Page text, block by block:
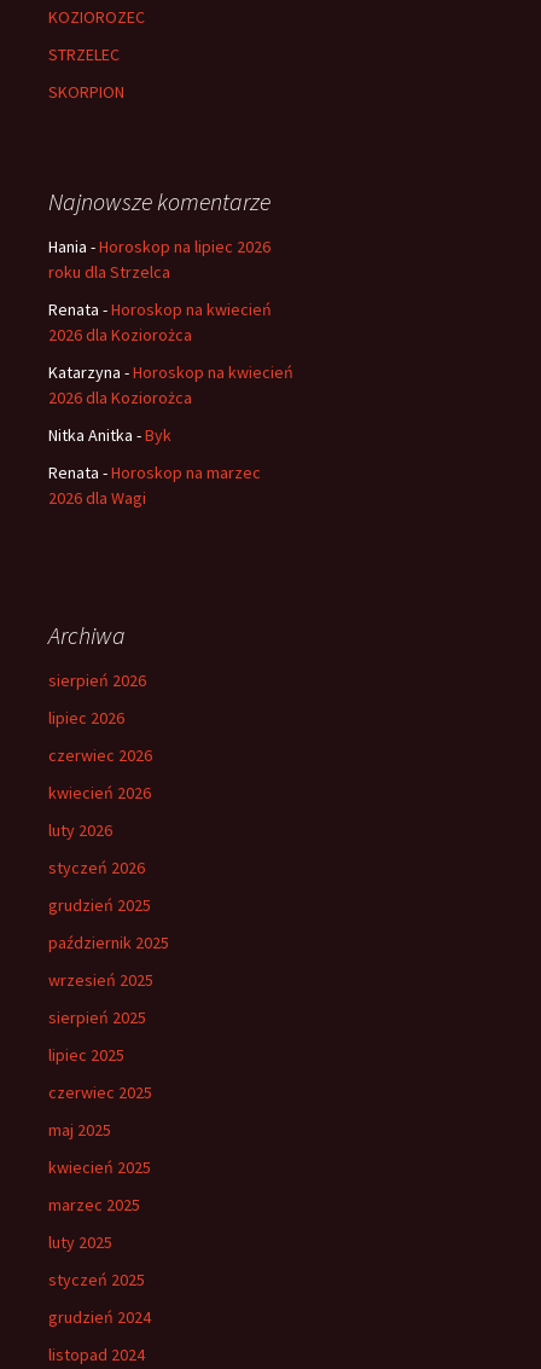
KOZIOROZEC
STRZELEC
SKORPION
Najnowsze komentarze
Hania -Horoskop na lipiec 2026
roku dla Strzelca
Renata -Horoskop na kwiecień
2026 dla Koziorożca
Katarzyna -Horoskop na kwiecień
2026 dla Koziorożca
Nitka Anitka -Byk
Renata -Horoskop na marzec
2026 dla Wagi
Archiwa
sierpień 2026
lipiec 2026
czerwiec 2026
kwiecień 2026
luty 2026
styczeń 2026
grudzień 2025
październik 2025
wrzesień 2025
sierpień 2025
lipiec 2025
czerwiec 2025
maj 2025
kwiecień 2025
marzec 2025
luty 2025
styczeń 2025
grudzień 2024
listopad 2024